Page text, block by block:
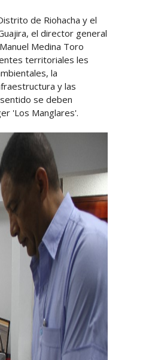
de Riohacha y el
el director general
Medina Toro
territoriales les
la
y las
se deben
'Los Manglares'.